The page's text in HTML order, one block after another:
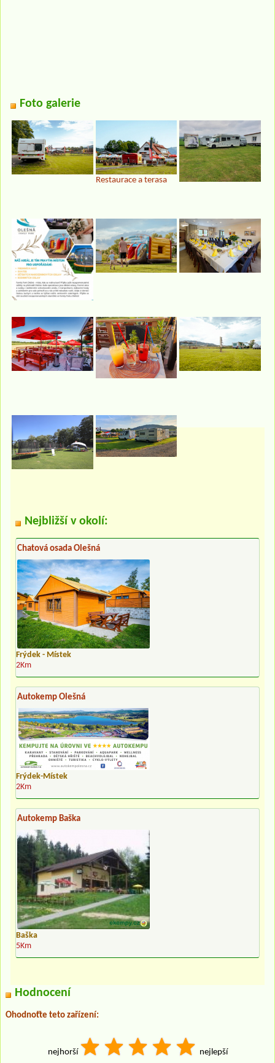
Foto galerie
Restaurace a terasa
Nejbližší v okolí:
Chatová osada Olešná
Frýdek - Místek
2Km
Autokemp Olešná
Frýdek-Místek
2Km
Autokemp Baška
Baška
5Km
Hodnocení
Ohodnoťte teto zařízení:
nejhorší nejlepší